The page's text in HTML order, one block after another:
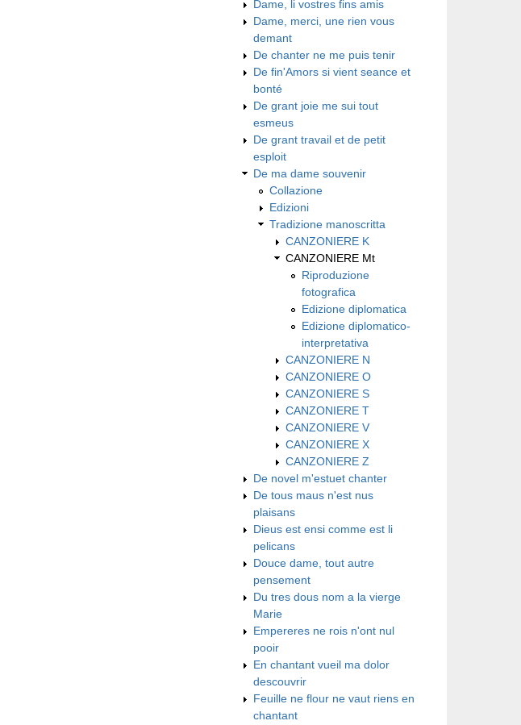
Dame, li vostres fins amis
Dame, merci, une rien vous
demant
De chanter ne me puis tenir
De fin'Amors si vient seance et
bonté
De grant joie me sui tout
esmeus
De grant travail et de petit
esploit
De ma dame souvenir
Collazione
Edizioni
Tradizione manoscritta
CANZONIERE K
CANZONIERE Mt
Riproduzione
fotografica
Edizione diplomatica
Edizione diplomatico-
interpretativa
CANZONIERE N
CANZONIERE O
CANZONIERE S
CANZONIERE T
CANZONIERE V
CANZONIERE X
CANZONIERE Z
De novel m'estuet chanter
De tous maus n'est nus
plaisans
Dieus est ensi comme est li
pelicans
Douce dame, tout autre
pensement
Du tres dous nom a la vierge
Marie
Empereres ne rois n'ont nul
pooir
En chantant vueil ma dolor
descouvrir
Feuille ne flour ne vaut riens en
chantant